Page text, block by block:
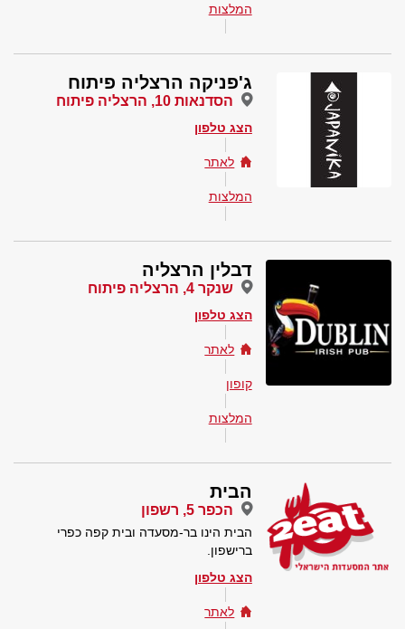
המלצות
ג'פניקה הרצליה פיתוח
הסדנאות 10, הרצליה פיתוח
הצג טלפון
לאתר
המלצות
דבלין הרצליה
שנקר 4, הרצליה פיתוח
הצג טלפון
לאתר
קופון
המלצות
הבית
הכפר 5, רשפון
הבית הינו בר-מסעדה ובית קפה כפרי
ברישפון.
הצג טלפון
לאתר